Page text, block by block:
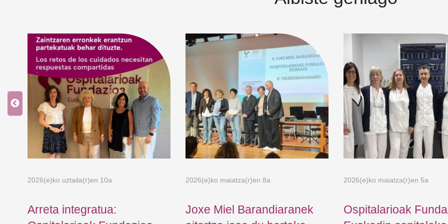
2026(e)ko uztaila(r)en 10a
Arreta integratua:
2026(e)ko maiatza(r)en 8a
Joxe Miel Barandiaranek
2026(e)ko maiatza(r)en 5a
Ospitalarioak